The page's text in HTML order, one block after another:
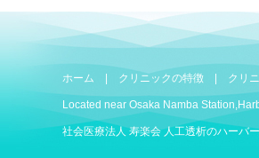
ホーム クリニックの特徴 クリ
Located near Osaka Namba
社会医療法人 寿楽会 人工透析のハ